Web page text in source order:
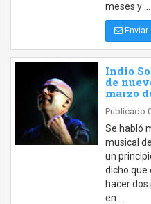
meses y …
Indio
de
marzo
Publicado
Se habló
musical
un
dicho que
hacer
en …